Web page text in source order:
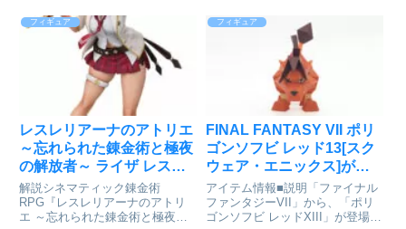
ILLEGALS-』とコラボレーショ
ンしポップ☆ステップを商品化。
首、肩腕、股関節が可動します。
漫画やアニメといった人気キャ
です！「ダイの剣」を握りしめ、
今まさに強敵に立ち向かい渾身の
一撃を撃ち込まんとする勇猛かつ
躍動感溢れる大胆な造形！...
フィギュア
レスレリアーナのアトリエ
～忘れられた錬金術と極夜
の解放者～ ライザ レスレ
リ学園Ver フィギュア[メデ
ィコス・エンタテインメン
ト]が予約受付中
解説シネマティック錬金術
RPG『レスレリアーナのアトリ
エ ～忘れられた錬金術と極夜の
フィギュア
FINAL FANTASY VII ポリ
ゴンソフビ レッド13[スク
ウェア・エニックス]が予
約受付中
アイテム情報■説明「ファイナル
ファンタジーVII」から、「ポリ
ゴンソフビ レッドXIII」が登場で